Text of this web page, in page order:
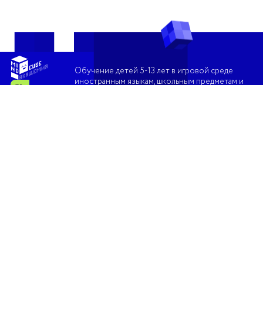
Обучение детей 5-13 лет в игровой среде
иностранным языкам, школьным предметам и